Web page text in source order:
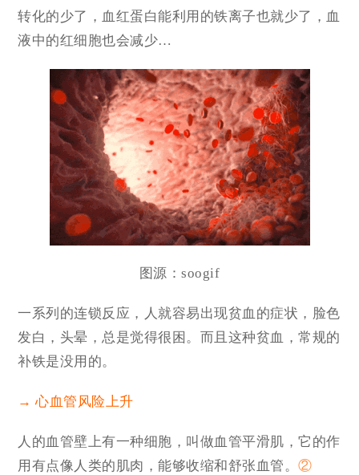
转化的少了，血红蛋白能利用的铁离子也就少了，血
液中的红细胞也会减少…
图源：soogif
一系列的连锁反应，人就容易出现贫血的症状，脸色
发白，头晕，总是觉得很困。而且这种贫血，常规的
补铁是没用的。
→ 心血管风险上升
人的血管壁上有一种细胞，叫做血管平滑肌，它的作
用有点像人类的肌肉，能够收缩和舒张血管。②